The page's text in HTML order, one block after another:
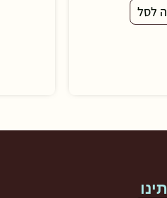
לסל